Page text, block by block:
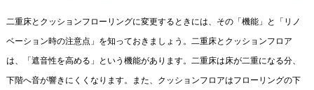
二重床とクッションフローリングに変更するときには、その「機能」と「リノ
ベーション時の注意点」を知っておきましょう。二重床とクッションフロア
は、「遮音性を高める」という機能があります。二重床は床が二重になる分、
下階へ音が響きにくくなります。また、クッションフロアはフローリングの下